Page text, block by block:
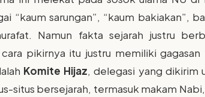
sarungan”, “kaum bakiakan”,
Namun fakta sejarah justru
pikirnya itu justru memiliki gagasan
Komite Hijaz, delegasi yang dikirim
situs bersejarah, termasuk makam